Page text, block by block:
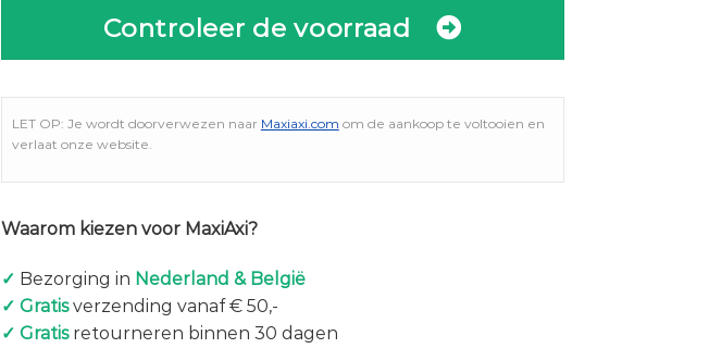
Controleer de voorraad
LET OP: Je wordt doorverwezen naar Maxiaxi.com om de aankoop te voltooien en
verlaat onze website.
Waarom kiezen voor MaxiAxi?
✓ Bezorging in Nederland & België
✓ Gratisverzending vanaf € 50,-
✓ Gratisretourneren binnen 30 dagen